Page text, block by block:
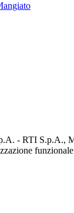
- RTI S.p.A.,